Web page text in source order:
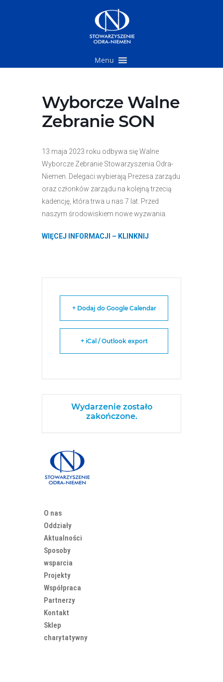
Menu
Wyborcze Walne
Zebranie SON
13 maja 2023 roku odbywa się Walne
Wyborcze Zebranie Stowarzyszenia Odra-
Niemen. Delegaci wybierają Prezesa zarządu
oraz członków zarządu na kolejną trzecią
kadencję, która trwa u nas 7 lat. Przed
naszym środowiskiem nowe wyzwania.
WIĘCEJ INFORMACJI – KLINKNIJ
+ Dodaj do Google Calendar
+ iCal / Outlook export
Wydarzenie zostało
zakończone.
O nas
Oddziały
Aktualności
Sposoby
wsparcia
Projekty
Współpraca
Partnerzy
Kontakt
Sklep
charytatywny